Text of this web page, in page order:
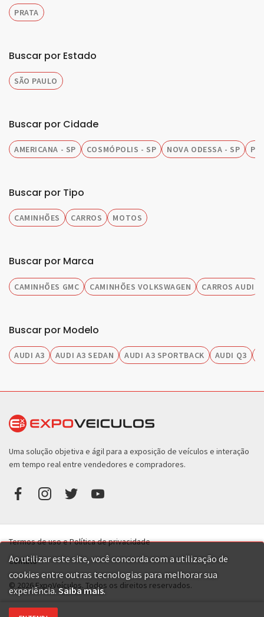
PRATA
Buscar por Estado
SÃO PAULO
Buscar por Cidade
AMERICANA - SP COSMÓPOLIS - SP NOVA ODESSA - SP
Buscar por Tipo
CAMINHÕES CARROS MOTOS
Buscar por Marca
CAMINHÕES GMC CAMINHÕES VOLKSWAGEN CARROS AUDI
Buscar por Modelo
AUDI A3 AUDI A3 SEDAN AUDI A3 SPORTBACK AUDI Q3
Ao utilizar este site, você concorda com a utilização de
cookies entre outras tecnologias para melhorar sua
experiência.Saiba mais.
Uma solução objetiva e ágil para a exposição de veículos e interação
em tempo real entre vendedores e compradores.
Termos de uso e Política de privacidade
Contato
© 2026 ExpoVeículos. Todos os direitos reservados.